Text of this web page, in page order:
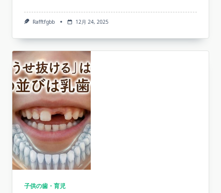
Rafftfgbb 12月 24, 2025
子供の歯・育児